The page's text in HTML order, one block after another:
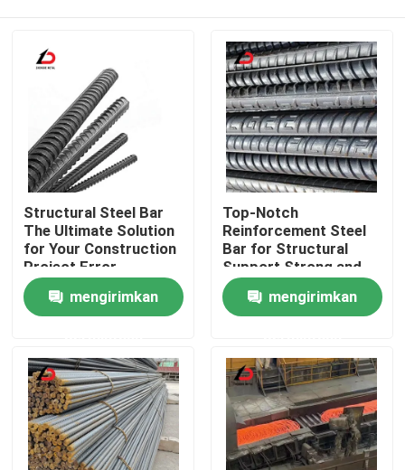
Produk
Video
Structural Steel Bar
The Ultimate Solution
for Your Construction
Project Error
Message Forbidden
mengirimkan
Top-Notch
Reinforcement Steel
Bar for Structural
Support Strong and
Dependable
mengirimkan